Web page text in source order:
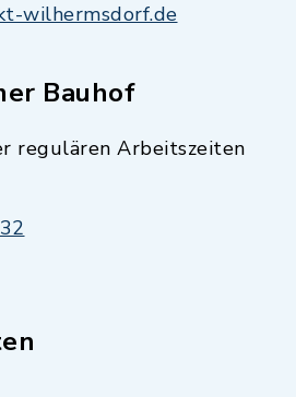
wilhermsdorf.de
Bauhof
regulären Arbeitszeiten